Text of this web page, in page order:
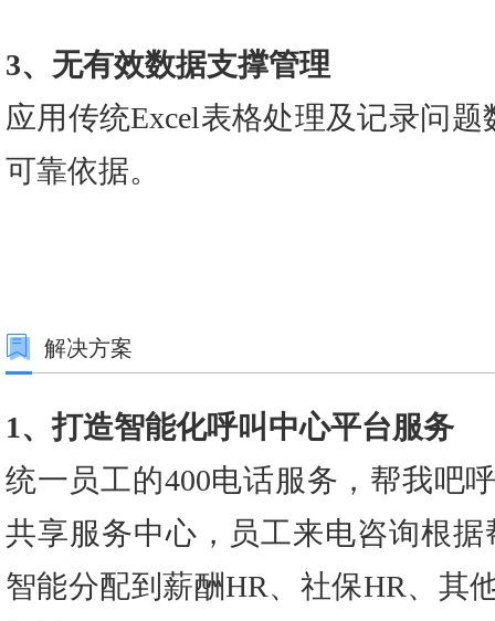
3、无有效数据支撑管理
应用传统Excel表格处理及记录问
可靠依据。
解决方案
1、打造智能化呼叫中心平台服务
统一员工的400电话服务，帮我吧
共享服务中心，员工来电咨询根
智能分配到薪酬HR、社保HR、其